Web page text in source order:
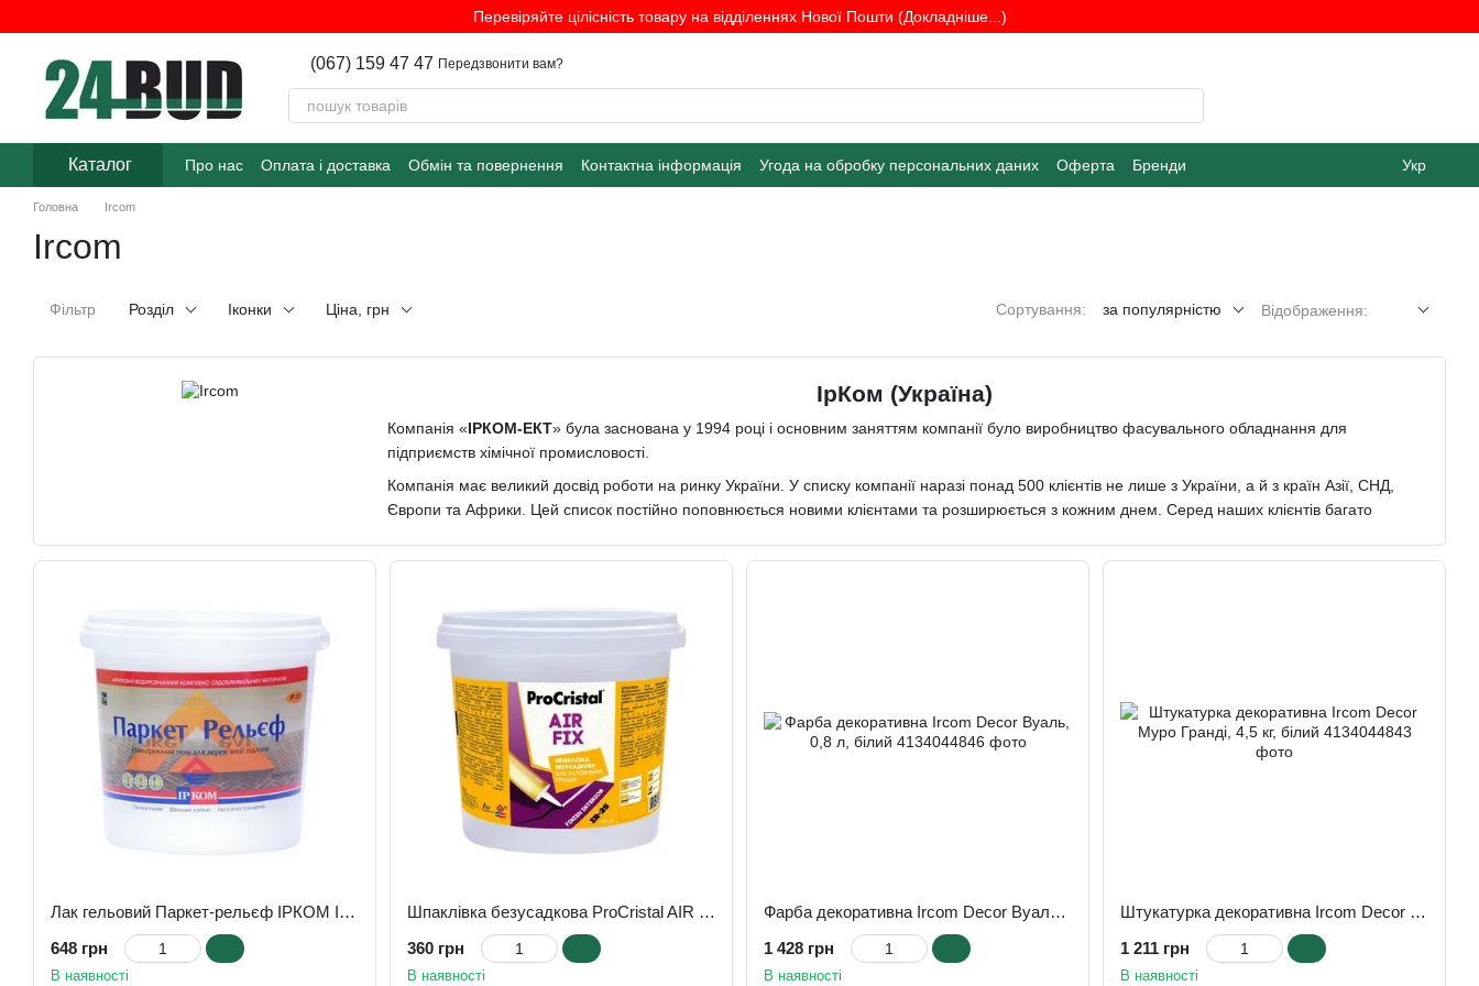
Перевіряйте цілісність товару на відділеннях Нової Пошти (Докладніше...)
(067) 159 47 47 Передзвонити вам?
Каталог Про нас Оплата і доставка Обмін та повернення Контактна інформація Угода на обробку персональних даних Оферта Бренди Укр
Головна Ircom
Ircom
Фільтр Розділ Іконки Ціна, грн Сортування: за популярністю Відображення:
ІрКом (Україна)
Компанія «ІРКОМ-ЕКТ» була заснована у 1994 році і основним заняттям компанії було виробництво фасувального обладнання для
підприємств хімічної промисловості.
Компанія має великий досвід роботи на ринку України. У списку компанії наразі понад 500 клієнтів не лише з України, а й з країн Азії, СНД,
Європи та Африки. Цей список постійно поповнюється новими клієнтами та розширюється з кожним днем. Серед наших клієнтів багато
виробництву якісної продукції на початку 2003 року було побудовано завод з виробництва оздоблювальних матеріалів на акриловій основі.
Завод фірми «ІРКОМ-ЕКТ» - це найсучасніше виробництво, засноване на новітніх виробничих потужностях для досягнення найкращої
ефективності випуску продукції. Великий досвід роботи, якісне обладнання, висока майстерність фахівців – все це «ІРКОМ-ЕКТ».
Розробка заводом своїх унікальних та спеціальних рецептур дозволила випустити на ринок України таких видів продукції як кольорові
шпаклівки по дереву «Ірком-колор», "декоративні фарби": «Бронза», «Медь», «Золото» та інші види квітів.
Сьогодні компанія випускає понад 60 найменувань різної, екологічно чистої продукції, різної специфіки та різного будівельного спрямування.
Продукція постачається не лише територією України, а й вдало експортується за кордон.
Асортимент компанії постійно розвивається і поповнюється новими видами продукції, що задовольняє потреби кожного клієнта.
У 2007 році НПФІРКОМ-ЕКТ завоювало звання "Виробник найкращих вітчизняних товарів 2007 року".
У 2009 році компанія знову стала призером Всеукраїнського конкурсу «Виробник найкращих вітчизняних товарів 2009 року» і вкотре
Лак гельовий Паркет-рельєф ІРКОМ ІР-32, 1 л, безбарвний
648 грн
В наявності
Шпаклівка безусадкова ProCristal AIR FIX IР-25, 0,5 л, білий
360 грн
В наявності
Фарба декоративна Ircom Decor Вуаль, 0,8 л, білий
1 428 грн
В наявності
Штукатурка декоративна Ircom Decor Муро Гранді, 4,5 кг, білий
1 211 грн
В наявності